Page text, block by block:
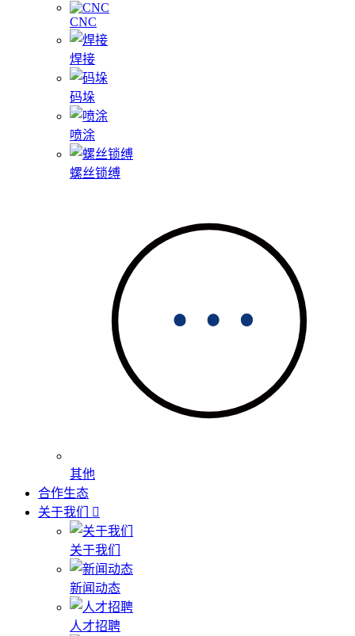
CNC
焊接
码垛
喷涂
螺丝锁缚
其他
合作生态
关于我们
关于我们
新闻动态
人才招聘